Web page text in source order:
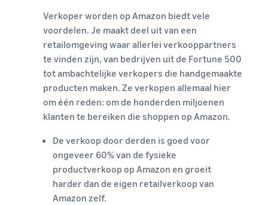
Verkoper worden op Amazon biedt vele
voordelen. Je maakt deel uit van een
retailomgeving waar allerlei verkooppartners
te vinden zijn, van bedrijven uit de Fortune 500
tot ambachtelijke verkopers die handgemaakte
producten maken. Ze verkopen allemaal hier
om één reden: om de honderden miljoenen
klanten te bereiken die shoppen op Amazon.
De verkoop door derden is goed voor
ongeveer 60% van de fysieke
productverkoop op Amazon en groeit
harder dan de eigen retailverkoop van
Amazon zelf.